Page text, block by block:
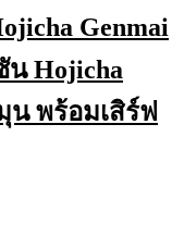
Genmai
Hojicha
น พร้อมเสิร์ฟ